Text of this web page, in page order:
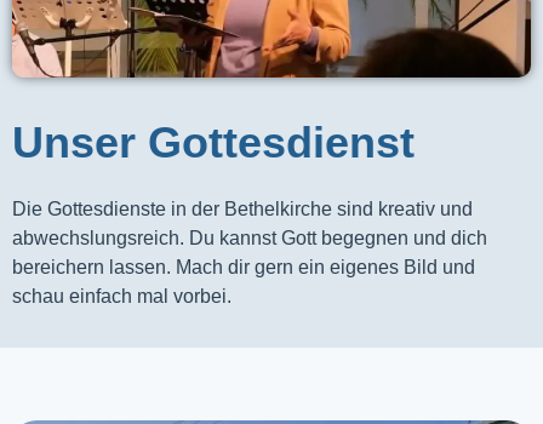
Unser Gottesdienst​
Die Gottesdienste in der Bethelkirche sind kreativ und
abwechslungsreich. Du kannst Gott begegnen und dich
bereichern lassen. Mach dir gern ein eigenes Bild und
schau einfach mal vorbei.